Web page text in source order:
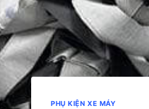
PHỤ KIỆN XE MÁY